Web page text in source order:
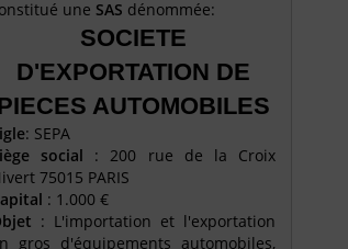
une SAS dénommée:
SOCIETE
D'EXPORTATION DE
AUTOMOBILES
: SEPA
social : 200 rue de la Croix
75015 PARIS
: 1.000 €
: L'importation et l'exportation
gros d'équipements automobiles,